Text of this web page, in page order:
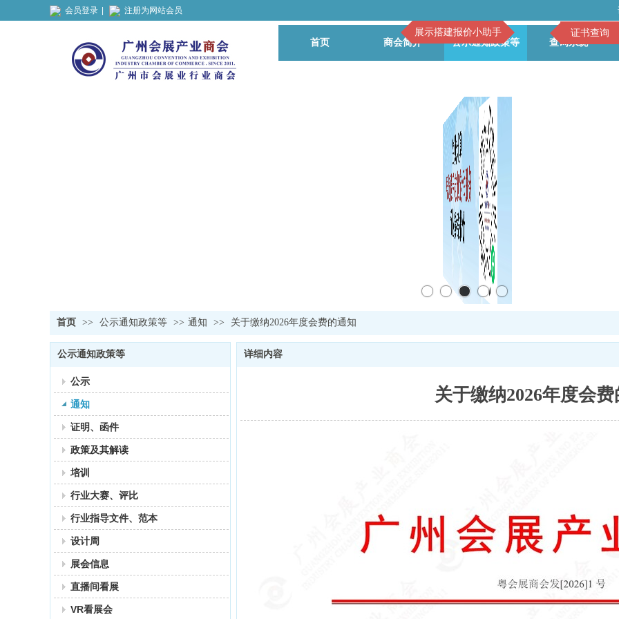
证书查询
展示搭建报价小助手
首页
商会简介 公示通知政策等 查询系统
会员登录 注册为网站会员
首页 >> 公示通知政策等 >> 通知 >> 关于缴纳2026年度会费的通知
公示通知政策等
公示
通知
证明、函件
政策及其解读
培训
行业大赛、评比
行业指导文件、范本
设计周
展会信息
直播间看展
VR看展会
详细内容
关于缴纳2026年度会